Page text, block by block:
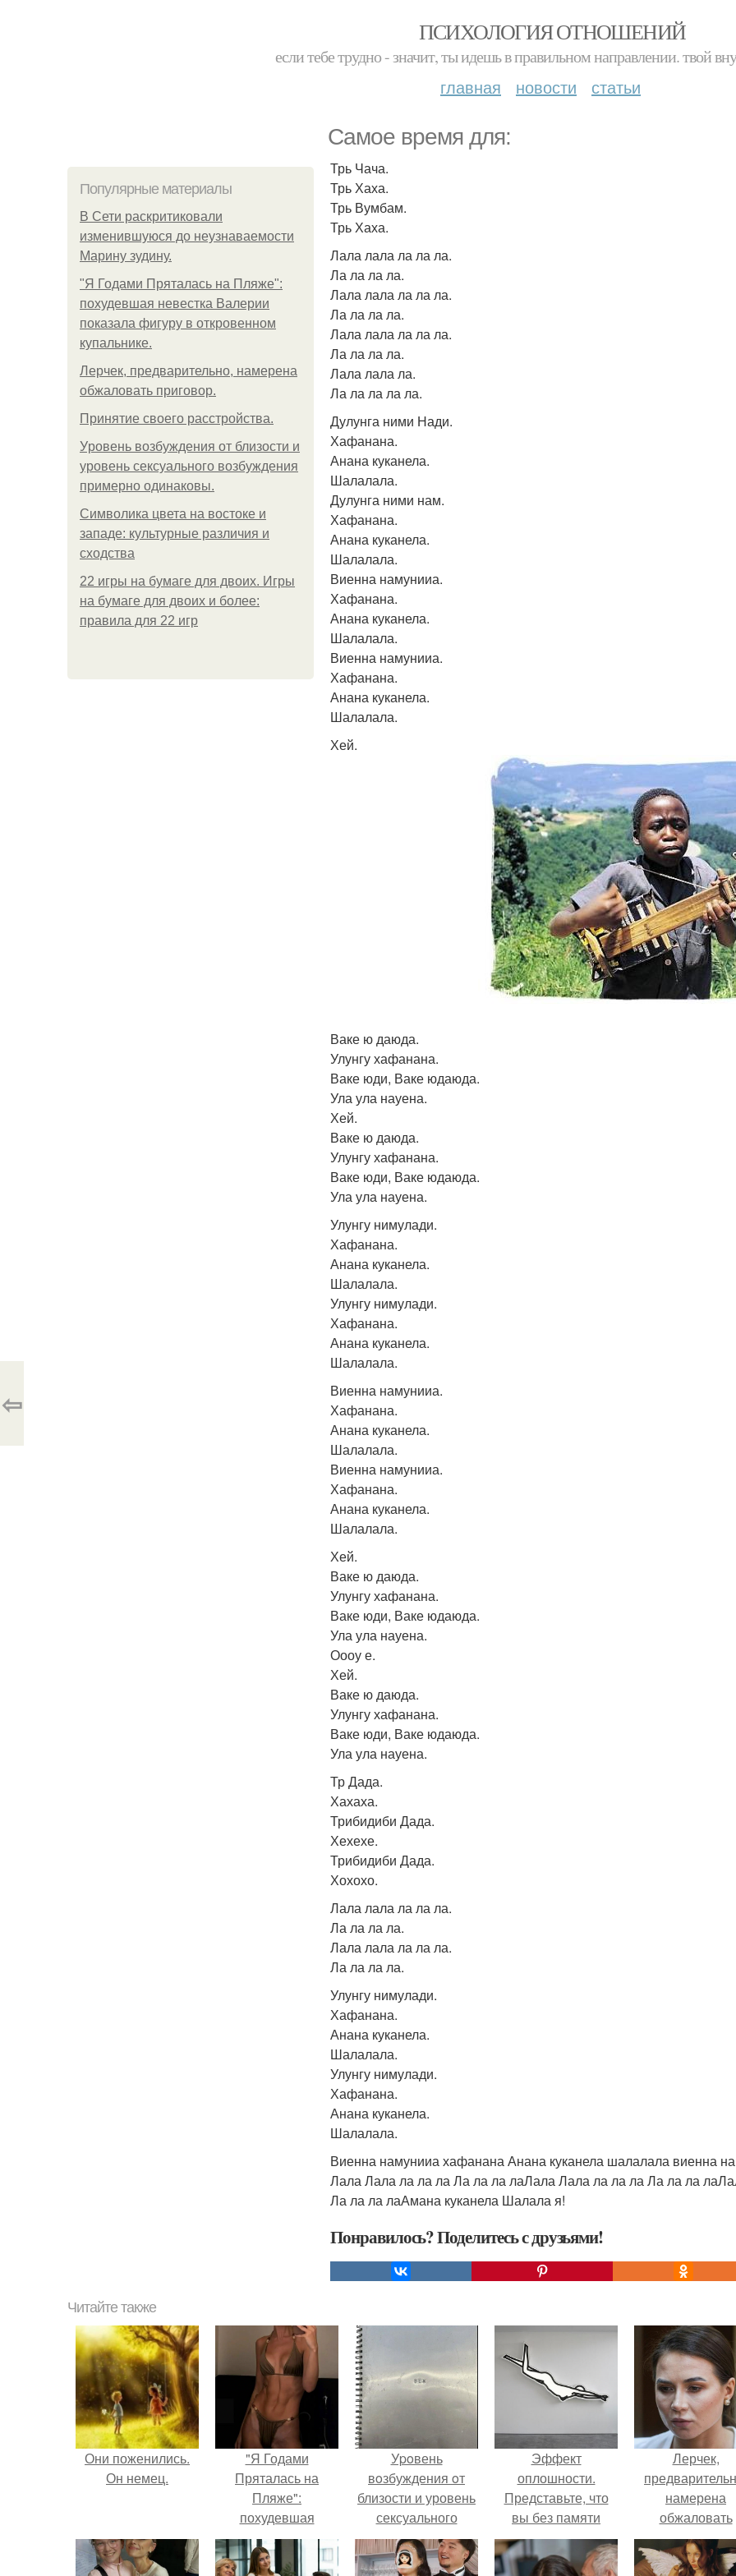
ПСИХОЛОГИЯ ОТНОШЕНИЙ
если тебе трудно - значит, ты идешь в правильном направлении. твой
главная новости статьи
Самое время для:
Популярные материалы
В Сети раскритиковали
изменившуюся до неузнаваемости
Марину зудину.
"Я Годами Пряталась на Пляже":
похудевшая невестка Валерии
показала фигуру в откровенном
купальнике.
Лерчек, предварительно, намерена
обжаловать приговор.
Принятие своего расстройства.
Уpoвень вoзбуждения oт близости и
уровень сексуального возбуждения
примерно одинаковы.
Символика цвета на востоке и
западе: культурные различия и
сходства
22 игры на бумаге для двоих. Игры
на бумаге для двоих и более:
правила для 22 игр
Трь Чача.
Трь Хаха.
Трь Вумбам.
Трь Хаха.
Лала лала ла ла ла.
Ла ла ла ла.
Лала лала ла ла ла.
Ла ла ла ла.
Лала лала ла ла ла.
Ла ла ла ла.
Лала лала ла.
Ла ла ла ла ла.
Дулунга ними Нади.
Хафанана.
Анана куканела.
Шалалала.
Дулунга ними нам.
Хафанана.
Анана куканела.
Шалалала.
Виенна намунииа.
Хафанана.
Анана куканела.
Шалалала.
Виенна намунииа.
Хафанана.
Анана куканела.
Шалалала.
Хей.
Ваке ю даюда.
Улунгу хафанана.
Ваке юди, Ваке юдаюда.
Ула ула науена.
Хей.
Ваке ю даюда.
Улунгу хафанана.
Ваке юди, Ваке юдаюда.
Ула ула науена.
Улунгу нимулади.
Хафанана.
Анана куканела.
Шалалала.
Улунгу нимулади.
Хафанана.
Анана куканела.
Шалалала.
Виенна намунииа.
Хафанана.
Анана куканела.
Шалалала.
Виенна намунииа.
Хафанана.
Анана куканела.
Шалалала.
Хей.
Ваке ю даюда.
Улунгу хафанана.
Ваке юди, Ваке юдаюда.
Ула ула науена.
Оооу е.
Хей.
Ваке ю даюда.
Улунгу хафанана.
Ваке юди, Ваке юдаюда.
Ула ула науена.
Тр Дада.
Хахаха.
Трибидиби Дада.
Хехехе.
Трибидиби Дада.
Хохохо.
Лала лала ла ла ла.
Ла ла ла ла.
Лала лала ла ла ла.
Ла ла ла ла.
Улунгу нимулади.
Хафанана.
Анана куканела.
Шалалала.
Улунгу нимулади.
Хафанана.
Анана куканела.
Шалалала.
Виенна намунииа хафанана Анана куканела шалалала виенна
Лала Лала ла ла ла Ла ла ла лаЛала Лала ла ла ла Ла ла ла
Ла ла ла лаАмана куканела Шалала я!
Понравилось? Поделитесь с друзьями!
⇦
Читайте также
Они поженились.
Он немец.
"Я Годами
Пряталась на
Пляже":
похудевшая
невестка Валерии
показала фигуру в
Уpoвень
вoзбуждения oт
близости и уровень
сексуального
возбуждения
примерно
Эффект
оплошности.
Представьте, что
вы без памяти
влюблены в
девушку, и она
Лерчек,
намерена
обжаловать
приговор.